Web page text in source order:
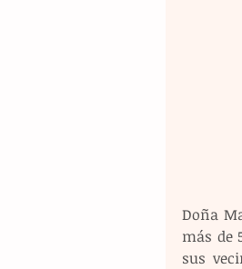
Doña
más de
sus